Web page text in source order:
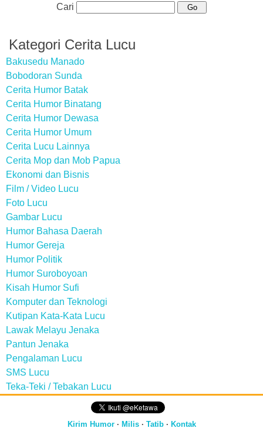
Cari
Kategori Cerita Lucu
Bakusedu Manado
Bobodoran Sunda
Cerita Humor Batak
Cerita Humor Binatang
Cerita Humor Dewasa
Cerita Humor Umum
Cerita Lucu Lainnya
Cerita Mop dan Mob Papua
Ekonomi dan Bisnis
Film / Video Lucu
Foto Lucu
Gambar Lucu
Humor Bahasa Daerah
Humor Gereja
Humor Politik
Humor Suroboyoan
Kisah Humor Sufi
Komputer dan Teknologi
Kutipan Kata-Kata Lucu
Lawak Melayu Jenaka
Pantun Jenaka
Pengalaman Lucu
SMS Lucu
Teka-Teki / Tebakan Lucu
Kirim Humor· Milis· Tatib· Kontak